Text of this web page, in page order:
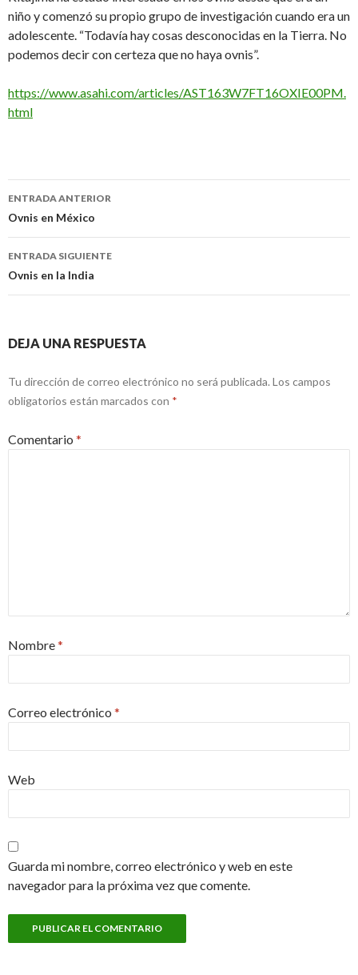
niño y comenzó su propio grupo de investigación cuando era un
adolescente. “Todavía hay cosas desconocidas en la Tierra. No
podemos decir con certeza que no haya ovnis”.
https://www.asahi.com/articles/AST163W7FT16OXIE00PM.
html
Navegación
de
entradas
ENTRADA ANTERIOR
Ovnis en México
ENTRADA SIGUIENTE
Ovnis en la India
DEJA UNA RESPUESTA
Tu dirección de correo electrónico no será publicada. Los campos
obligatorios están marcados con *
Comentario *
Nombre*
Correo electrónico *
Web
Guarda mi nombre, correo electrónico y web en este
navegador para la próxima vez que comente.